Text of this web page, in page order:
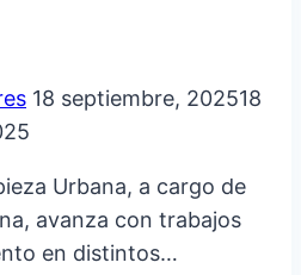
18 septiembre, 202518
Urbana, a cargo de
avanza con trabajos
en distintos…